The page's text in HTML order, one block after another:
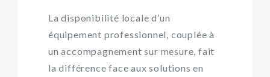
La disponibilité locale d’un
équipement professionnel, couplée à
un accompagnement sur mesure, fait
la différence face aux solutions en